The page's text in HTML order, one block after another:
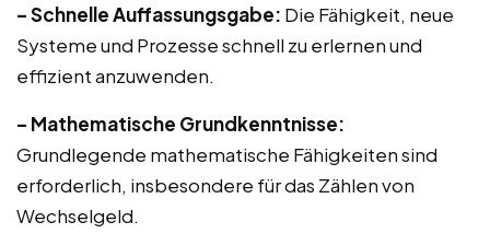
– Schnelle Auffassungsgabe: Die Fähigkeit, neue
Systeme und Prozesse schnell zu erlernen und
effizient anzuwenden.
– Mathematische Grundkenntnisse:
Grundlegende mathematische Fähigkeiten sind
erforderlich, insbesondere für das Zählen von
Wechselgeld.